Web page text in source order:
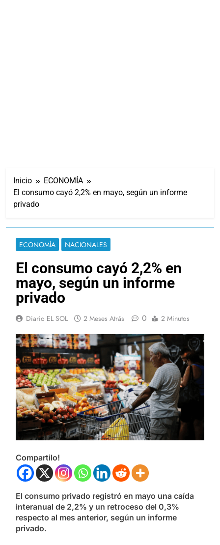
Inicio
ECONOMÍA
El consumo cayó 2,2% en mayo, según un informe
privado
ECONOMÍA NACIONALES
El consumo cayó 2,2% en
mayo, según un informe
privado
Diario EL SOL 2 Meses Atrás 0 2 Minutos
Compartilo!
El consumo privado registró en mayo una caída
interanual de 2,2% y un retroceso del 0,3%
respecto al mes anterior, según un informe
privado.